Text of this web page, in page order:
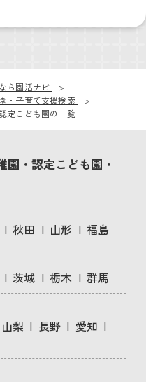
ら園活ナビ
・子育て支援検索
定こども園の一覧
・認定こども園・
秋田 山形
福島
茨城 栃木
群馬
山梨 長野
愛知